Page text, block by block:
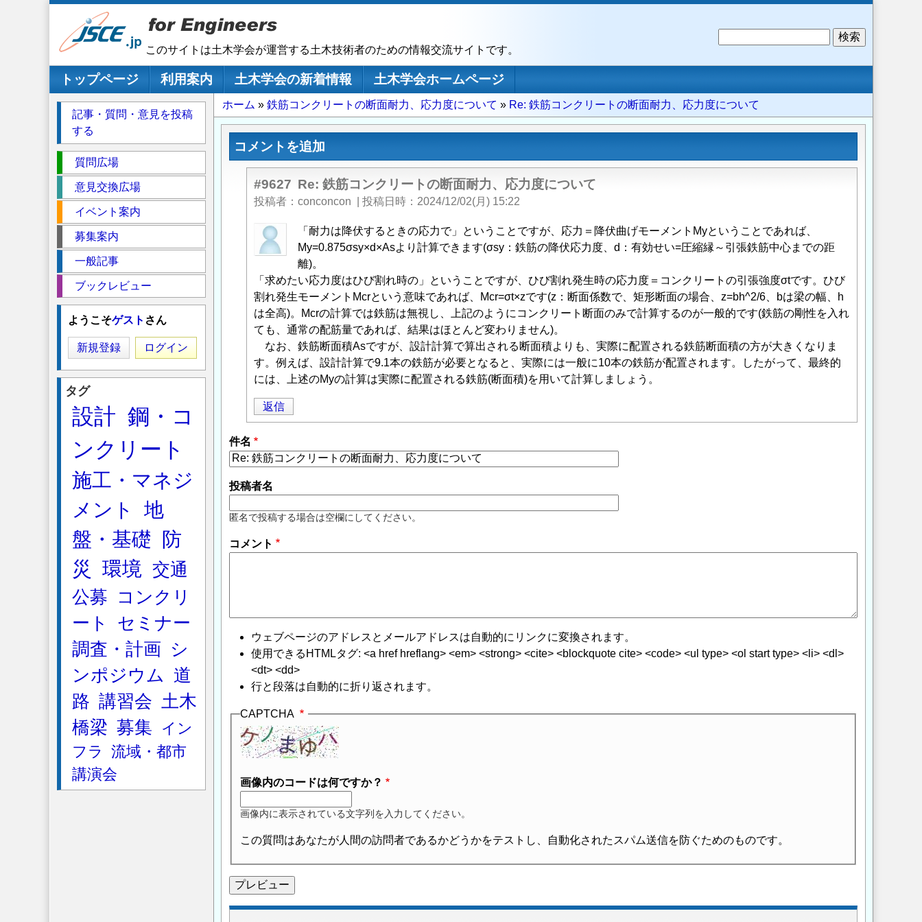
このサイトは土木学会が運営する土木技術者のための情報交流サイトです。
メインナビゲーション
トップページ 利用案内 土木学会の新着情報
土木学会ホームページ
パ
ン
ず
ホーム 鉄筋コンクリートの断面耐力、応力度について Re: 鉄筋コンクリートの断面耐力、応力度について
コメントを追加
#9627 Re: 鉄筋コンクリートの断面耐力、応力度について
投稿者 conconcon 投稿日時 2024/12/02(月) 15:22
匿
名
稿
者
に
よ
「Re:
鉄
筋
コ
ク
リ
ー
ト
の
面
に
つ
い
て」
へ
の
返
信
「耐力は降伏するときの応力で」ということですが、応力＝降伏曲げモーメントMyということであれば、
My=0.875σsy×d×Asより計算できます(σsy：鉄筋の降伏応力度、d：有効せい=圧縮縁～引張鉄筋中心までの距
離)。
「求めたい応力度はひび割れ時の」ということですが、ひび割れ発生時の応力度＝コンクリートの引張強度σtです。ひび
割れ発生モーメントMcrという意味であれば、Mcr=σt×zです(z：断面係数で、矩形断面の場合、z=bh^2/6、bは梁の幅、h
は全高)。Mcrの計算では鉄筋は無視し、上記のようにコンクリート断面のみで計算するのが一般的です(鉄筋の剛性を入れ
ても、通常の配筋量であれば、結果はほとんど変わりません)。
なお、鉄筋断面積Asですが、設計計算で算出される断面積よりも、実際に配置される鉄筋断面積の方が大きくなりま
す。例えば、設計計算で9.1本の鉄筋が必要となると、実際には一般に10本の鉄筋が配置されます。したがって、最終的
には、上述のMyの計算は実際に配置される鉄筋(断面積)を用いて計算しましょう。
返信
件名
投稿者名
匿名で投稿する場合は空欄にしてください。
コメント
ウェブページのアドレスとメールアドレスは自動的にリンクに変換されます。
使用できるHTMLタグ: <a href hreflang> <em> <strong> <cite> <blockquote cite> <code> <ul type> <ol start type> <li> <dl>
<dt> <dd>
行と段落は自動的に折り返されます。
CAPTCHA
画像内のコードは何ですか？
画像内に表示されている文字列を入力してください。
この質問はあなたが人間の訪問者であるかどうかをテストし、自動化されたスパム送信を防ぐためのものです。
記事・質問・意見を投稿
する
ク
シ
質問広場
意見交換広場
イベント案内
募集案内
一般記事
ブックレビュー
ようこそゲスト さん
新規登録 ログイン
タグ
設計 鋼・コ
ンクリート
施工・マネジ
メント
地
盤・基礎
防
災
環境 交通
公募
コンクリ
ート
セミナー
調査・計画
シ
ンポジウム 道
路 講習会 土木
橋梁 募集
イン
フラ
流域・都市
講演会